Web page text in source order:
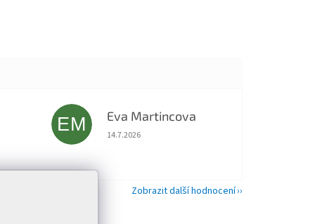
z 5 hvězdiček.EM Eva Martincova
Hodnocení obchodu je 5 z 5 hvězdiček.
14.7.2026
Zobrazit další hodnocení